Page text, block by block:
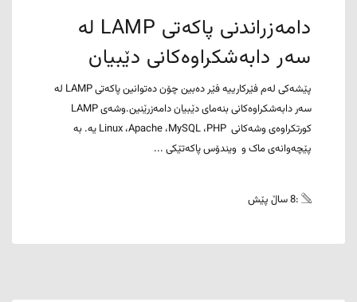
دامەزراندنی پاکەتی LAMP لە
سەر دابەشکراوەکانی دێبیان
پێشەکی لەم فێرکارییە فێر دەبین چۆن دەتوانین پاکەتی LAMP لە
سەر دابەشکراوەکانی بنەمای دێبیان دامەزرێنین.وشەی LAMP
کورتکراوەی وشەکانی Linux ،Apache ،MySQL ،PHP یە. بە
پێچەوانەی ماک و ویندۆس پاکەتێکی ...
:8 ساڵ پێش